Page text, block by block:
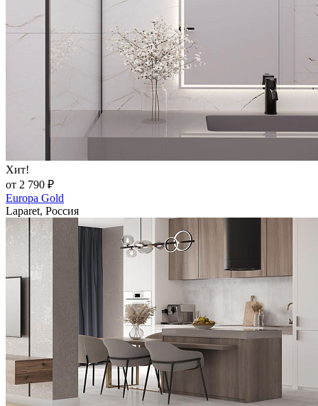
Хит!
от 2 790 ₽
Europa Gold
Laparet, Россия